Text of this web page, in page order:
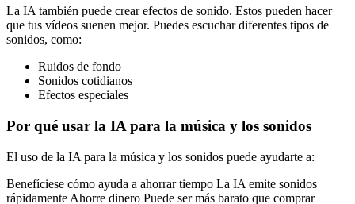
La IA también puede crear efectos de sonido. Estos pueden hacer
que tus vídeos suenen mejor. Puedes escuchar diferentes tipos de
sonidos, como:
Ruidos de fondo
Sonidos cotidianos
Efectos especiales
Por qué usar la IA para la música y los sonidos
El uso de la IA para la música y los sonidos puede ayudarte a:
Benefíciese cómo ayuda a ahorrar tiempo La IA emite sonidos
rápidamente Ahorre dinero Puede ser más barato que comprar